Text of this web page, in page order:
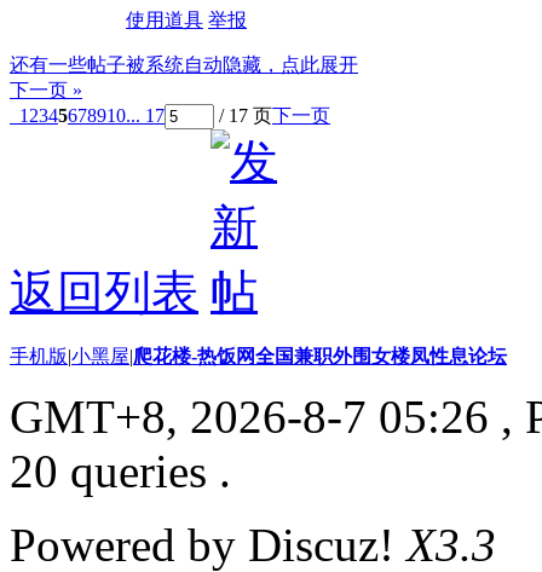
使用道具 举报
还有一些帖子被系统自动隐藏，点此展开
下一页 »
1 2345678910... 17 / 17 页下一页
返回列表
手机版|小黑屋|爬花楼-热饭网全国兼职外围女楼凤性息论坛
GMT+8, 2026-8-7 05:26 ,
20 queries .
Powered by Discuz!X3.3